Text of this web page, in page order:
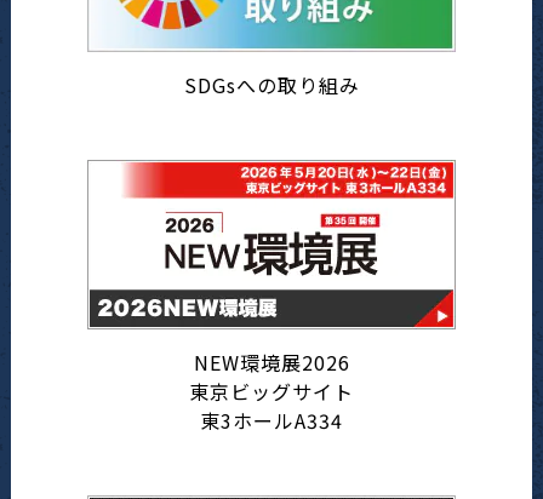
SDGsへの取り組み
NEW環境展2026
東京ビッグサイト
東3ホールA334